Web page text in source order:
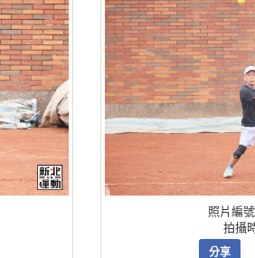
照片編
拍攝
分享